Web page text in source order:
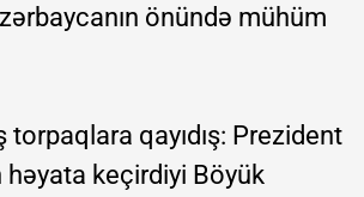
önündə mühüm
qayıdış: Prezident
keçirdiyi Böyük